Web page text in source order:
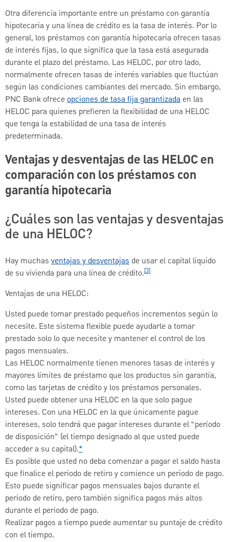
Otra diferencia importante entre un préstamo con garantía
hipotecaria y una línea de crédito es la tasa de interés. Por lo
general, los préstamos con garantía hipotecaria ofrecen tasas
de interés fijas, lo que significa que la tasa está asegurada
durante el plazo del préstamo. Las HELOC, por otro lado,
normalmente ofrecen tasas de interés variables que fluctúan
según las condiciones cambiantes del mercado. Sin embargo,
PNC Bank ofreceopciones de tasa fija garantizadaen las
HELOC para quienes prefieren la flexibilidad de una HELOC
que tenga la estabilidad de una tasa de interés
predeterminada.
Ventajas y desventajas de las HELOC en
comparación con los préstamos con
garantía hipotecaria
¿Cuáles son las ventajas y desventajas
de una HELOC?
Hay muchas ventajas y desventajas de usar el capital líquido
de su vivienda para una línea de crédito.[3]
Ventajas de una HELOC:
Usted puede tomar prestado pequeños incrementos según lo
necesite. Este sistema flexible puede ayudarle a tomar
prestado solo lo que necesite y mantener el control de los
pagos mensuales.
Las HELOC normalmente tienen menores tasas de interés y
mayores límites de préstamo que los productos sin garantía,
como las tarjetas de crédito y los préstamos personales.
Usted puede obtener una HELOC en la que solo pague
intereses. Con una HELOC en la que únicamente pague
intereses, solo tendrá que pagar intereses durante el “período
de disposición” (el tiempo designado al que usted puede
acceder a su capital).*
Es posible que usted no deba comenzar a pagar el saldo hasta
que finalice el periodo de retiro y comience un periodo de pago.
Esto puede significar pagos mensuales bajos durante el
periodo de retiro, pero también significa pagos más altos
durante el periodo de pago.
Realizar pagos a tiempo puede aumentar su puntaje de crédito
con el tiempo.